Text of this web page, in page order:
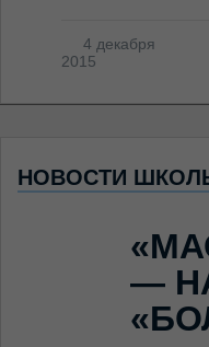
4 декабря
2015
НОВОСТИ
—